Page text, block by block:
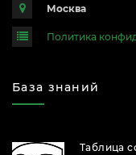
Москва
Политика
База знаний
Таблица